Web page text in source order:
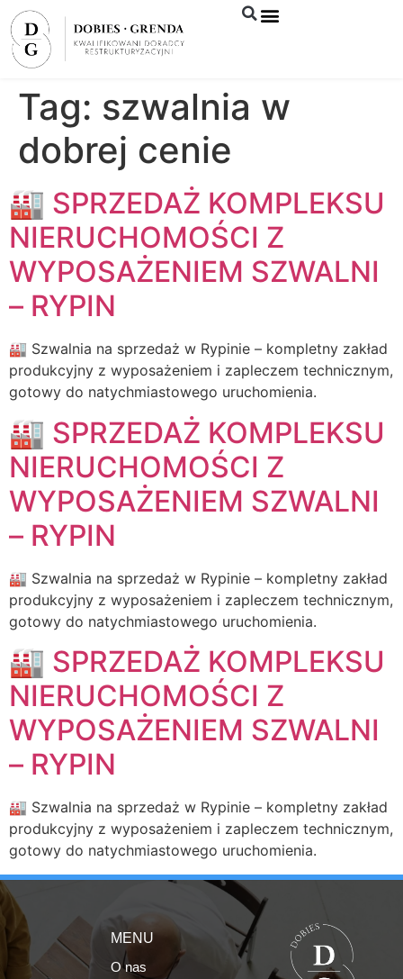
Tag: szwalnia w
dobrej cenie
🏭 SPRZEDAŻ KOMPLEKSU
NIERUCHOMOŚCI Z
WYPOSAŻENIEM SZWALNI
– RYPIN
🏭 Szwalnia na sprzedaż w Rypinie – kompletny zakład
produkcyjny z wyposażeniem i zapleczem technicznym,
gotowy do natychmiastowego uruchomienia.
🏭 SPRZEDAŻ KOMPLEKSU
NIERUCHOMOŚCI Z
WYPOSAŻENIEM SZWALNI
– RYPIN
🏭 Szwalnia na sprzedaż w Rypinie – kompletny zakład
produkcyjny z wyposażeniem i zapleczem technicznym,
gotowy do natychmiastowego uruchomienia.
🏭 SPRZEDAŻ KOMPLEKSU
NIERUCHOMOŚCI Z
WYPOSAŻENIEM SZWALNI
– RYPIN
🏭 Szwalnia na sprzedaż w Rypinie – kompletny zakład
produkcyjny z wyposażeniem i zapleczem technicznym,
gotowy do natychmiastowego uruchomienia.
MENU
O nas